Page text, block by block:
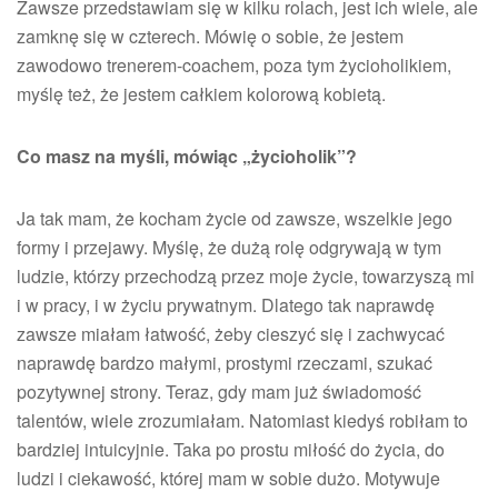
Zawsze przedstawiam się w kilku rolach, jest ich wiele, ale
zamknę się w czterech. Mówię o sobie, że jestem
zawodowo trenerem-coachem, poza tym życioholikiem,
myślę też, że jestem całkiem kolorową kobietą.
Co masz na myśli, mówiąc „życioholik”?
Ja tak mam, że kocham życie od zawsze, wszelkie jego
formy i przejawy. Myślę, że dużą rolę odgrywają w tym
ludzie, którzy przechodzą przez moje życie, towarzyszą mi
i w pracy, i w życiu prywatnym. Dlatego tak naprawdę
zawsze miałam łatwość, żeby cieszyć się i zachwycać
naprawdę bardzo małymi, prostymi rzeczami, szukać
pozytywnej strony. Teraz, gdy mam już świadomość
talentów, wiele zrozumiałam. Natomiast kiedyś robiłam to
bardziej intuicyjnie. Taka po prostu miłość do życia, do
ludzi i ciekawość, której mam w sobie dużo. Motywuje